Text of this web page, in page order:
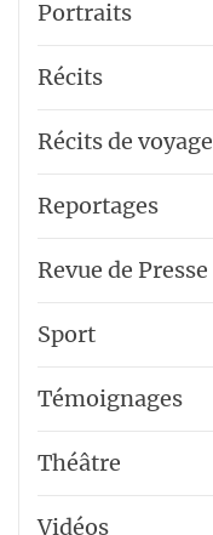
Portraits
Récits
Récits de voyage
Reportages
Revue de Presse
Sport
Témoignages
Théâtre
Vidéos